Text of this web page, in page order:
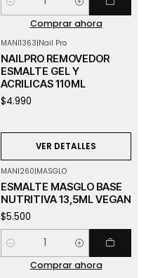
Cantidad
Comprar ahora
MANI1363|Nail Pro
NAILPRO REMOVEDOR
ESMALTE GEL Y
ACRILICAS 110ML
$4.990
VER DETALLES
MANI260|MASGLO
ESMALTE MASGLO BASE
NUTRITIVA 13,5ML VEGAN
$5.500
Cantidad
Comprar ahora